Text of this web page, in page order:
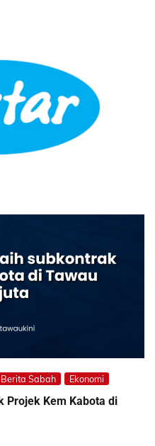
Berita Sabah Ekonomi
Projek Kem Kabota di